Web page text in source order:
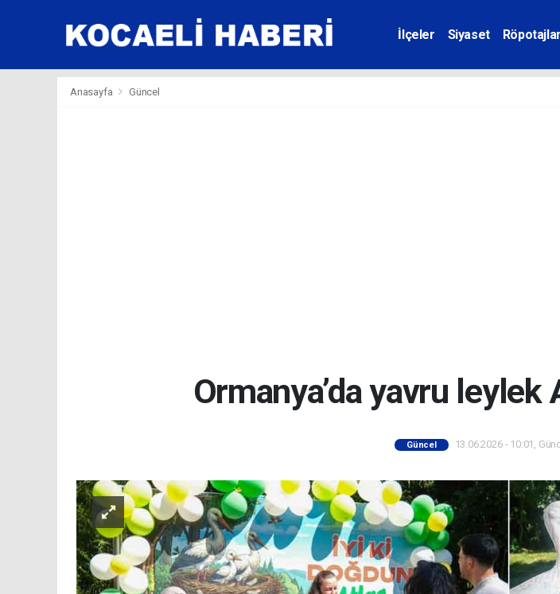
İlçeler Siyaset Röpotajlar
Anasayfa Güncel
Ormanya’da yavru
Güncel 13.06.2026 - 10:01,